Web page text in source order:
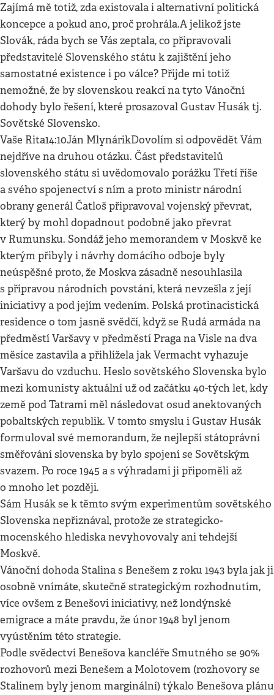
Zajímá mě totiž, zda existovala i alternativní politická
koncepce a pokud ano, proč prohrála.A jelikož jste
Slovák, ráda bych se Vás zeptala, co připravovali
představitelé Slovenského státu k zajištění jeho
samostatné existence i po válce? Přijde mi totiž
nemožné, že by slovenskou reakcí na tyto Vánoční
dohody bylo řešení, které prosazoval Gustav Husák tj.
Sovětské Slovensko.
Vaše Rita14:10Ján MlynárikDovolím si odpovědět Vám
nejdříve na druhou otázku. Část představitelů
slovenského státu si uvědomovalo porážku Třetí říše
a svého spojenectví s ním a proto ministr národní
obrany generál Čatloš připravoval vojenský převrat,
který by mohl dopadnout podobně jako převrat
v Rumunsku. Sondáž jeho memorandem v Moskvě ke
kterým přibyly i návrhy domácího odboje byly
neúspěšné proto, že Moskva zásadně nesouhlasila
s přípravou národních povstání, která nevzešla z její
iniciativy a pod jejím vedením. Polská protinacistická
residence o tom jasně svědčí, když se Rudá armáda na
předměstí Varšavy v předměstí Praga na Visle na dva
měsíce zastavila a přihlížela jak Vermacht vyhazuje
Varšavu do vzduchu. Heslo sovětského Slovenska bylo
mezi komunisty aktuální už od začátku 40-tých let, kdy
země pod Tatrami měl následovat osud anektovaných
pobaltských republik. V tomto smyslu i Gustav Husák
formuloval své memorandum, že nejlepší státoprávní
směřování slovenska by bylo spojení se Sovětským
svazem. Po roce 1945 a s výhradami ji připoměli až
o mnoho let později.
Sám Husák se k těmto svým experimentům sovětského
Slovenska nepřiznával, protože ze strategicko-
mocenského hlediska nevyhovovaly ani tehdejší
Moskvě.
Vánoční dohoda Stalina s Benešem z roku 1943 byla jak ji
osobně vnímáte, skutečně strategickým rozhodnutím,
více ovšem z Benešovi iniciativy, než londýnské
emigrace a máte pravdu, že únor 1948 byl jenom
vyústěním této strategie.
Podle svědectví Benešova kancléře Smutného se 90%
rozhovorů mezi Benešem a Molotovem (rozhovory se
Stalinem byly jenom marginální) týkalo Benešova plánu